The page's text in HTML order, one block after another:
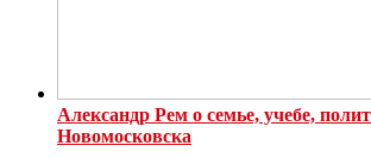
Александр Рем о семье, учебе,
Новомосковска